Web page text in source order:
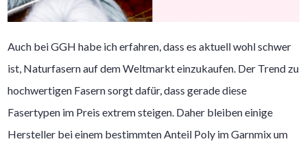
Auch bei GGH habe ich erfahren, dass es aktuell wohl schwer
ist, Naturfasern auf dem Weltmarkt einzukaufen. Der Trend zu
hochwertigen Fasern sorgt dafür, dass gerade diese
Fasertypen im Preis extrem steigen. Daher bleiben einige
Hersteller bei einem bestimmten Anteil Poly im Garnmix um